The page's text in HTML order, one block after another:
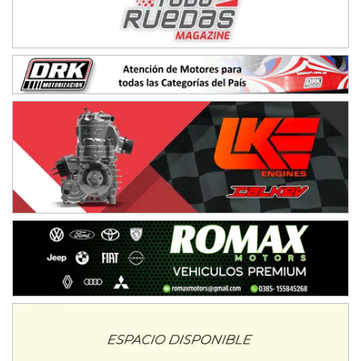
Ramiro Tot (Asfalto)
Baradero (Buenos Aires)
KDO - F6
Ciudad de Trenque Lauquen (Asfalto)
Trenque Lauquen (Buenos Aires)
ENTRERRIANO - F6 (POSTERGADA)
Parque de la Velocidad (Asfalto)
Villaguay (Entre Ríos)
VICTORIENSE - F7
El Cerro (Tierra)
Victoria (Entre Ríos)
PATAGONICO - F6
Moto Club Reginense (Tierra)